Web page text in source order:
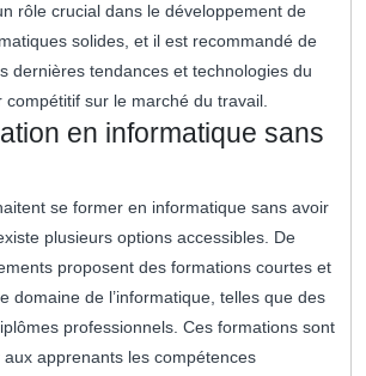
rôle crucial dans le développement de
solides, et il est recommandé de
dernières tendances et technologies du
sur le marché du travail.
en informatique sans
se former en informatique sans avoir
plusieurs options accessibles. De
proposent des formations courtes et
domaine de l’informatique, telles que des
professionnels. Ces formations sont
apprenants les compétences